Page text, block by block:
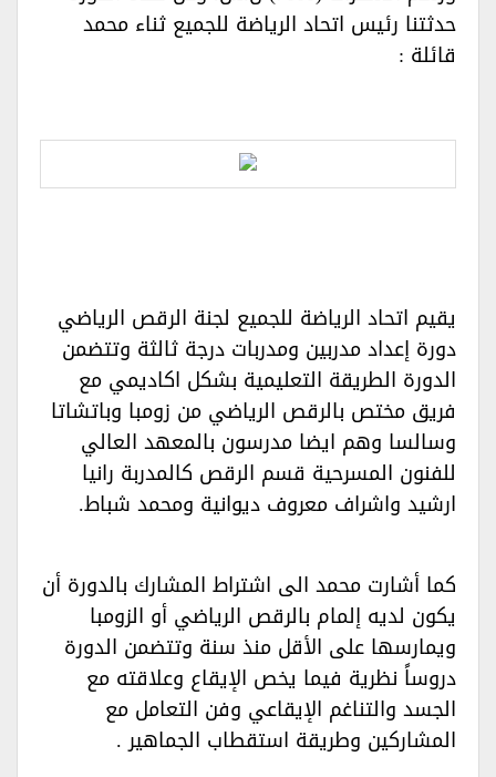
حدثتنا رئيس اتحاد الرياضة للجميع ثناء محمد
قائلة :‏‏‏
يقيم اتحاد الرياضة للجميع لجنة الرقص الرياضي
دورة إعداد مدربين ومدربات درجة ثالثة وتتضمن
الدورة الطريقة التعليمية بشكل اكاديمي مع
فريق مختص بالرقص الرياضي من زومبا وباتشاتا
وسالسا وهم ايضا مدرسون بالمعهد العالي
للفنون المسرحية قسم الرقص كالمدربة رانيا
ارشيد واشراف معروف ديوانية ومحمد شباط.‏‏‏
كما أشارت محمد الى اشتراط المشارك بالدورة أن
يكون لديه إلمام بالرقص الرياضي أو الزومبا
ويمارسها على الأقل منذ سنة وتتضمن الدورة
دروساً نظرية فيما يخص الإيقاع وعلاقته مع
الجسد والتناغم الإيقاعي وفن التعامل مع
المشاركين وطريقة استقطاب الجماهير .‏‏‏